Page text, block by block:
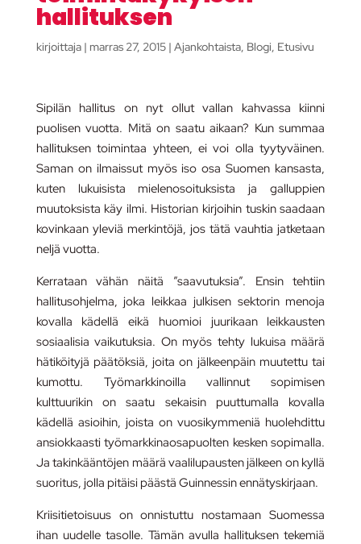
hallituksen
kirjoittaja | marras 27, 2015| Ajankohtaista, Blogi, Etusivu
Sipilän hallitus on nyt ollut vallan kahvassa kiinni
puolisen vuotta. Mitä on saatu aikaan? Kun summaa
hallituksen toimintaa yhteen, ei voi olla tyytyväinen.
Saman on ilmaissut myös iso osa Suomen kansasta,
kuten lukuisista mielenosoituksista ja galluppien
muutoksista käy ilmi. Historian kirjoihin tuskin saadaan
kovinkaan yleviä merkintöjä, jos tätä vauhtia jatketaan
neljä vuotta.
Kerrataan vähän näitä ”saavutuksia”. Ensin tehtiin
hallitusohjelma, joka leikkaa julkisen sektorin menoja
kovalla kädellä eikä huomioi juurikaan leikkausten
sosiaalisia vaikutuksia. On myös tehty lukuisa määrä
hätiköityjä päätöksiä, joita on jälkeenpäin muutettu tai
kumottu. Työmarkkinoilla vallinnut sopimisen
kulttuurikin on saatu sekaisin puuttumalla kovalla
kädellä asioihin, joista on vuosikymmeniä huolehdittu
ansiokkaasti työmarkkinaosapuolten kesken sopimalla.
Ja takinkääntöjen määrä vaalilupausten jälkeen on kyllä
suoritus, jolla pitäisi päästä Guinnessin ennätyskirjaan.
Kriisitietoisuus on onnistuttu nostamaan Suomessa
ihan uudelle tasolle. Tämän avulla hallituksen tekemiä